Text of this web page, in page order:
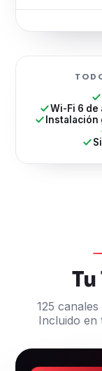
Wi-Fi 6 de
Instalación
125
Incluido en